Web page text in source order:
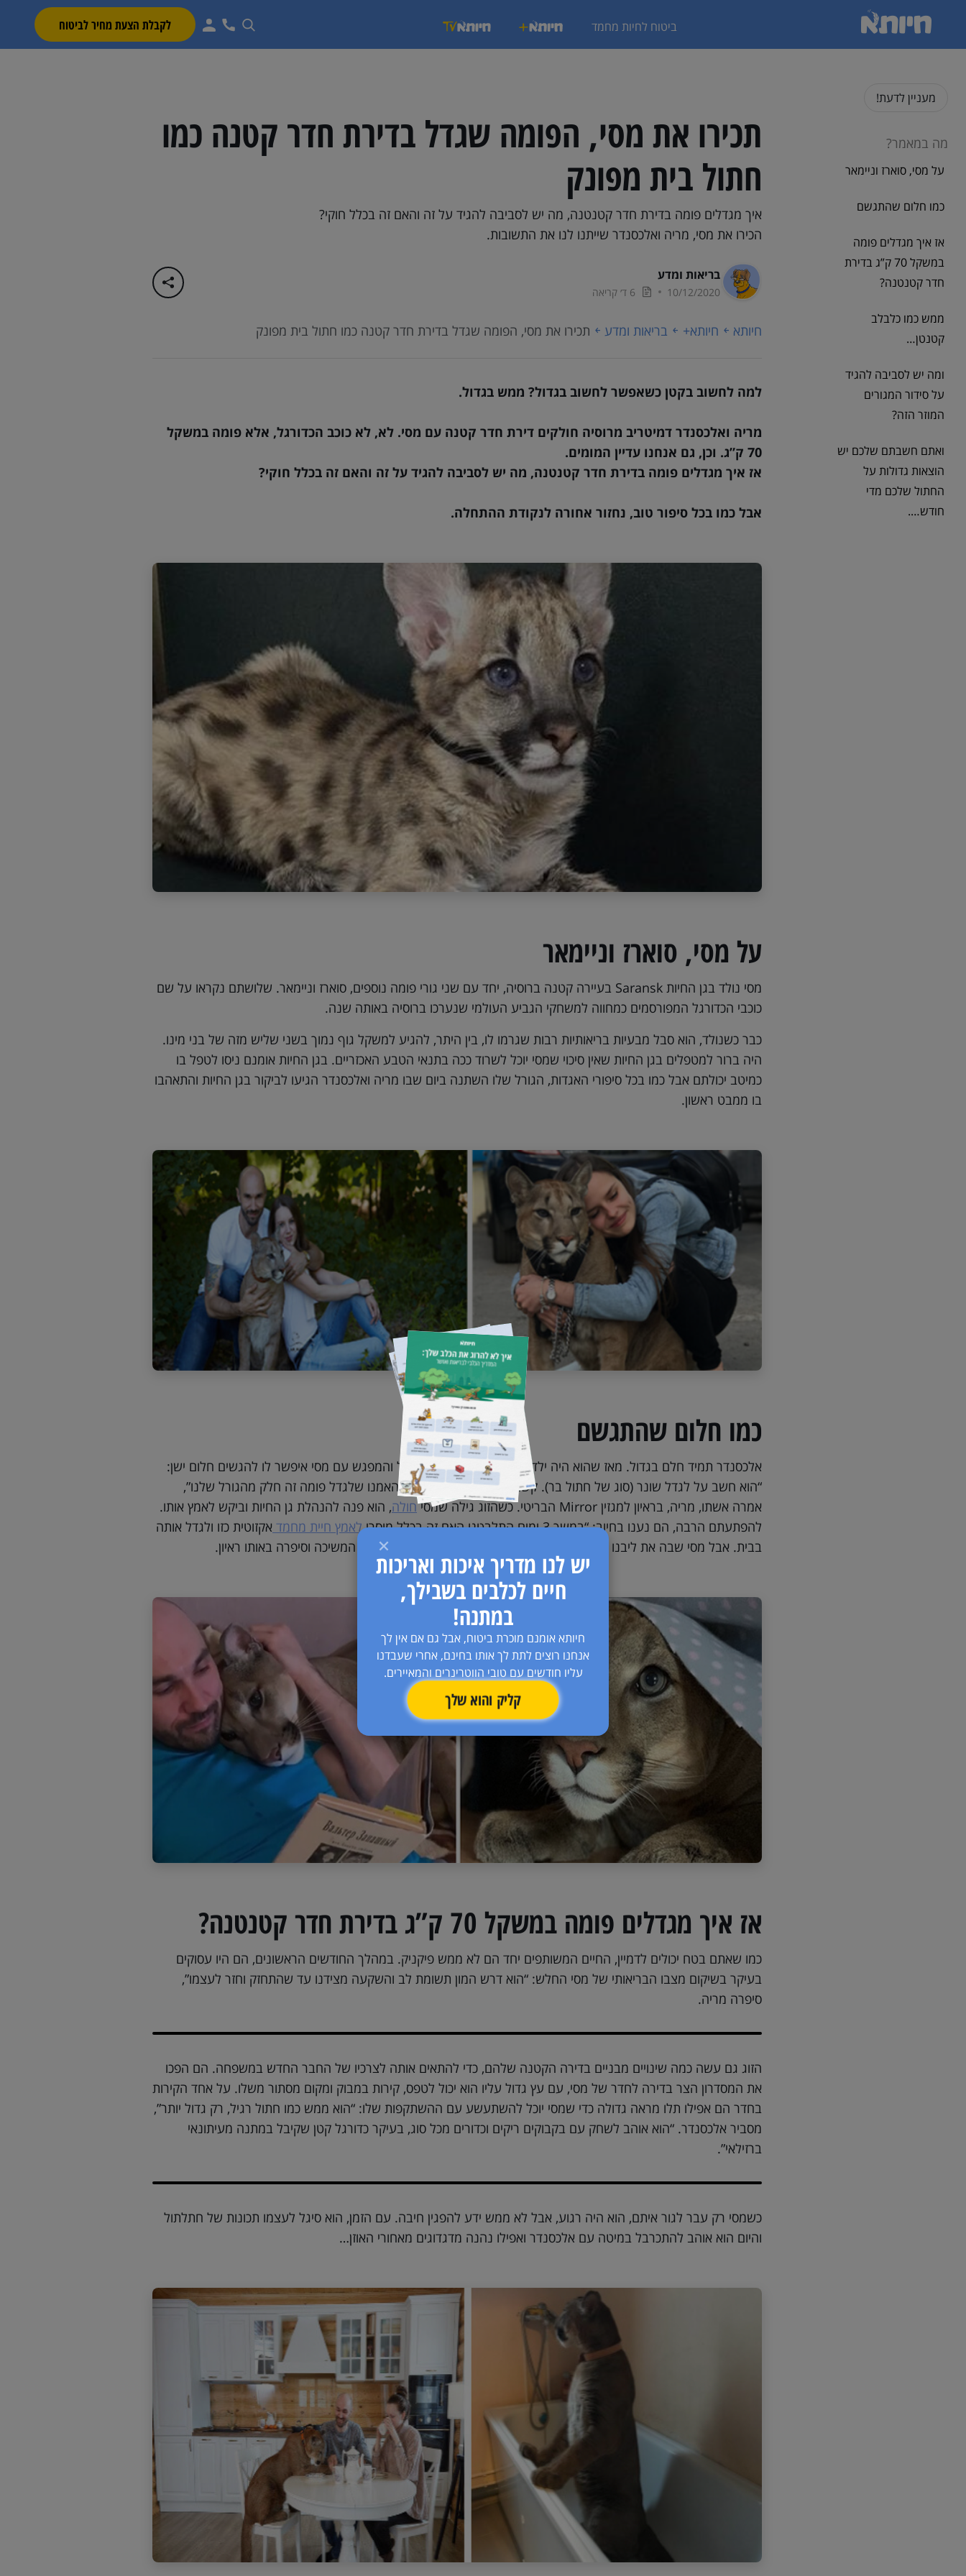
יש לנו מדריך איכות ואריכות
חיים לכלבים בשבילך,
במתנה!
חיותא אומנם מוכרת ביטוח, אבל גם אם אין לך
אנחנו רוצים לתת לך אותו בחינם, אחרי שעבדנו
עליו חודשים עם טובי הווטרינרים והמאיירים.
קליק והוא שלך
ביטוח לחיות מחמד לקבלת הצעת מחיר לביטוח
מעניין לדעת!
מה במאמר?
על מסי, סוארז וניימאר
כמו חלום שהתגשם
אז איך מגדלים פומה
במשקל 70 ק”ג בדירת
חדר קטנטנה?
ממש כמו כלבלב
קטנטן…
ומה יש לסביבה להגיד
על סידור המגורים
המוזר הזה?
ואתם חשבתם שלכם יש
הוצאות גדולות על
החתול שלכם מדי
חודש….
תכירו את מסי, הפומה שגדל בדירת חדר קטנה כמו
חתול בית מפונק
איך מגדלים פומה בדירת חדר קטנטנה, מה יש לסביבה להגיד על זה והאם זה בכלל חוקי?
הכירו את מסי, מריה ואלכסנדר שייתנו לנו את התשובות.
בריאות ומדע
10/12/2020 6 ד׳ קריאה
חיותא חיותא+ בריאות ומדע תכירו את מסי, הפומה שגדל בדירת חדר קטנה כמו חתול בית מפונק
למה לחשוב בקטן כשאפשר לחשוב בגדול? ממש בגדול.
מריה ואלכסנדר דמיטריב מרוסיה חולקים דירת חדר קטנה עם מסי. לא, לא כוכב הכדורגל, אלא פומה במשקל
70 ק”ג. וכן, גם אנחנו עדיין המומים.
אז איך מגדלים פומה בדירת חדר קטנטנה, מה יש לסביבה להגיד על זה והאם זה בכלל חוקי?
אבל כמו בכל סיפור טוב, נחזור אחורה לנקודת ההתחלה.
על מסי, סוארז וניימאר
מסי נולד בגן החיות Saransk בעיירה קטנה ברוסיה, יחד עם שני גורי פומה נוספים, סוארז וניימאר. שלושתם נקראו על שם
כוכבי הכדורגל המפורסמים כמחווה למשחקי הגביע העולמי שנערכו ברוסיה באותה שנה.
כבר כשנולד, הוא סבל מבעיות בריאותיות רבות שגרמו לו, בין היתר, להגיע למשקל גוף נמוך בשני שליש מזה של בני מינו.
היה ברור למטפלים בגן החיות שאין סיכוי שמסי יוכל לשרוד ככה בתנאי הטבע האכזריים. בגן החיות אומנם ניסו לטפל בו
כמיטב יכולתם אבל כמו בכל סיפורי האגדות, הגורל שלו השתנה ביום שבו מריה ואלכסנדר הגיעו לביקור בגן החיות והתאהבו
בו ממבט ראשון.
כמו חלום שהתגשם
אלכסנדר תמיד חלם בגדול. מאז שהוא היה ילד, הוא רצה לאמץ חתול גדול והמפגש עם מסי איפשר לו להגשים חלום ישן:
“הוא חשב על לגדל שונר (סוג של חתול בר). קשה לי להסביר, אבל תמיד האמנו שלגדל פומה זה חלק מהגורל שלנו”,
אמרה אשתו, מריה, בראיון למגזין Mirror הבריטי. כשהזוג גילה שמסי
חולה, הוא פנה להנהלת גן החיות וביקש לאמץ אותו.
להפתעתם הרבה, הם נענו בחיוב: “במשך 3 ימים התלבטנו האם זה בכלל מוסרי
לאמץ חיית מחמד אקזוטית כזו ולגדל אותה
בבית. אבל מסי שבה את ליבנו והיה לנו ברור שהוא יהפוך חלק מהמשפחה שלנו”, המשיכה וסיפרה באותו ראיון.
אז איך מגדלים פומה במשקל 70 ק”ג בדירת חדר קטנטנה?
כמו שאתם בטח יכולים לדמיין, החיים המשותפים יחד הם לא ממש פיקניק. במהלך החודשים הראשונים, הם היו עסוקים
בעיקר בשיקום מצבו הבריאותי של מסי החלש: “הוא דרש המון תשומת לב והשקעה מצידנו עד שהתחזק וחזר לעצמו”,
סיפרה מריה.
הזוג גם עשה כמה שינויים מבניים בדירה הקטנה שלהם, כדי להתאים אותה לצרכיו של החבר החדש במשפחה. הם הפכו
את המסדרון הצר בדירה לחדר של מסי, עם עץ גדול עליו הוא יכול לטפס, קירות במבוק ומקום מסתור משלו. על אחד הקירות
בחדר הם אפילו תלו מראה גדולה כדי שמסי יוכל להשתעשע עם ההשתקפות שלו: “הוא ממש כמו חתול רגיל, רק גדול יותר”,
מסביר אלכסנדר. “הוא אוהב לשחק עם בקבוקים ריקים וכדורים מכל סוג, בעיקר כדורגל קטן שקיבל במתנה מעיתונאי
ברזילאי”.
כשמסי רק עבר לגור איתם, הוא היה רגוע, אבל לא ממש ידע להפגין חיבה. עם הזמן, הוא סיגל לעצמו תכונות של חתלתול
והיום הוא אוהב להתכרבל במיטה עם אלכסנדר ואפילו נהנה מדגדוגים מאחורי האוזן…